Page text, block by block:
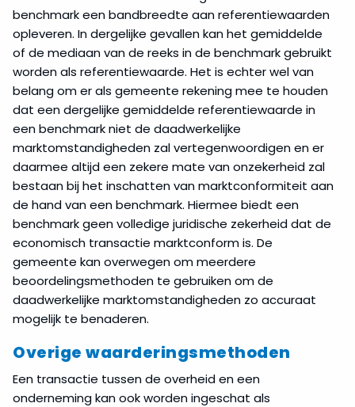
benchmark een bandbreedte aan referentiewaarden
opleveren. In dergelijke gevallen kan het gemiddelde
of de mediaan van de reeks in de benchmark gebruikt
worden als referentiewaarde. Het is echter wel van
belang om er als gemeente rekening mee te houden
dat een dergelijke gemiddelde referentiewaarde in
een benchmark niet de daadwerkelijke
marktomstandigheden zal vertegenwoordigen en er
daarmee altijd een zekere mate van onzekerheid zal
bestaan bij het inschatten van marktconformiteit aan
de hand van een benchmark. Hiermee biedt een
benchmark geen volledige juridische zekerheid dat de
economisch transactie marktconform is. De
gemeente kan overwegen om meerdere
beoordelingsmethoden te gebruiken om de
daadwerkelijke marktomstandigheden zo accuraat
mogelijk te benaderen.
Overige waarderingsmethoden
Een transactie tussen de overheid en een
onderneming kan ook worden ingeschat als